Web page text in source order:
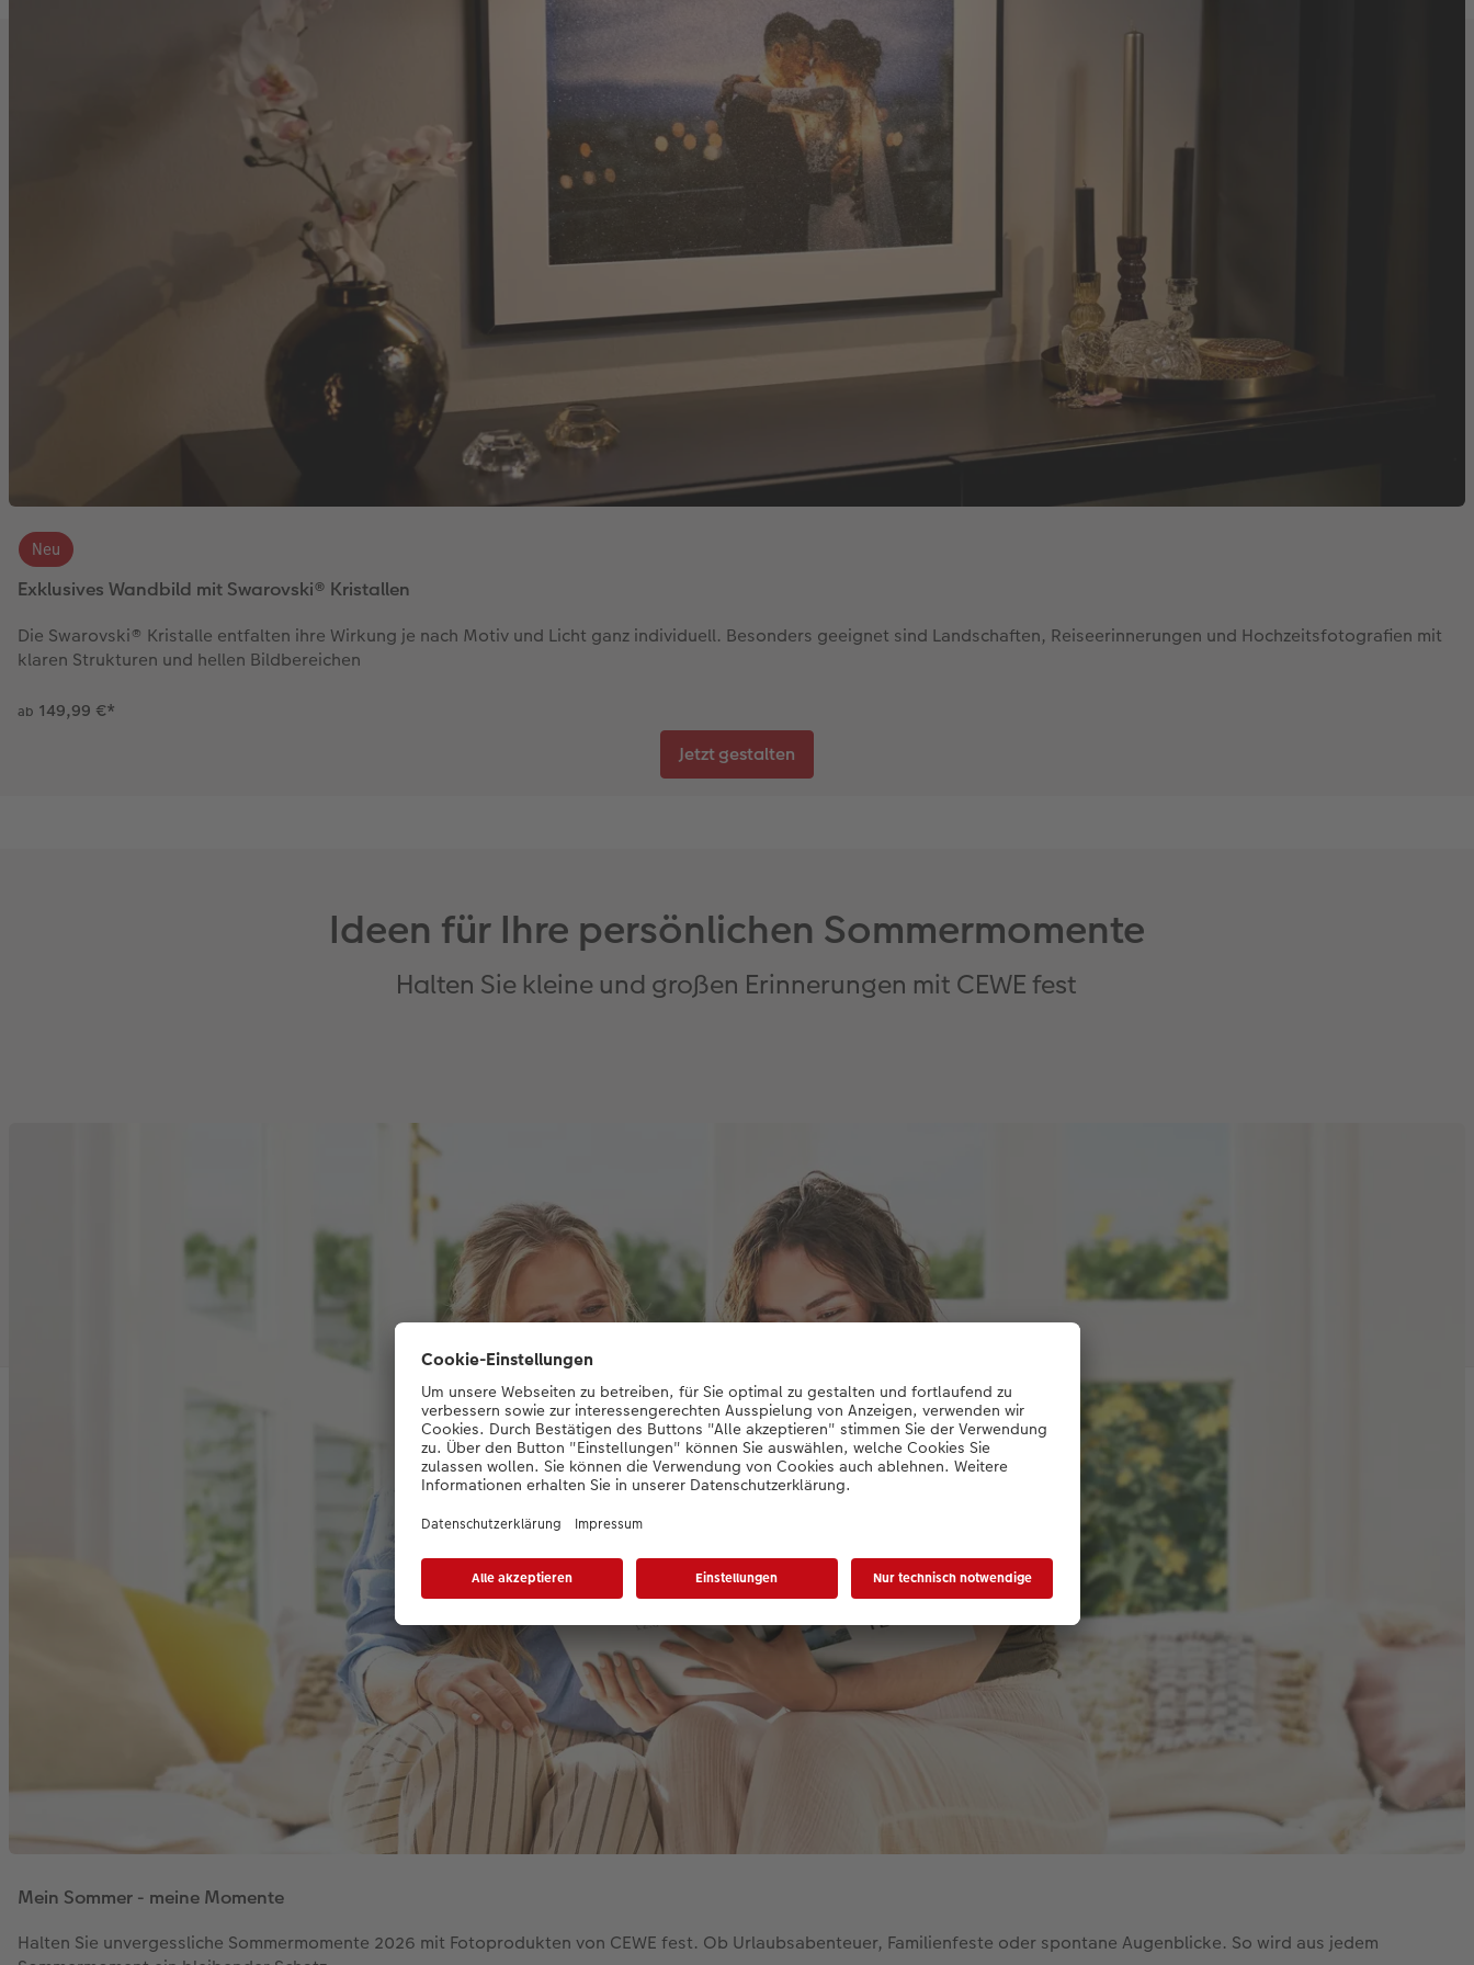
Neu
Exklusives Wandbild mit Swarovski® Kristallen
Die Swarovski® Kristalle entfalten ihre Wirkung je nach Motiv und Licht ganz individuell. Besonders geeignet sind Landschaften, Reiseerinnerungen und Hochzeitsfotografien mit
klaren Strukturen und hellen Bildbereichen
ab 149,99 €*
Jetzt gestalten
Ideen für Ihre persönlichen Sommermomente
Halten Sie kleine und großen Erinnerungen mit CEWE fest
Mein Sommer - meine Momente
Halten Sie unvergessliche Sommermomente 2026 mit Fotoprodukten von CEWE fest. Ob Urlaubsabenteuer, Familienfeste oder spontane Augenblicke. So wird aus jedem